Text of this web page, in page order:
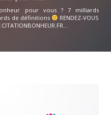
pour vous ? 7 milliards
de définitions
RENDEZ-VOUS